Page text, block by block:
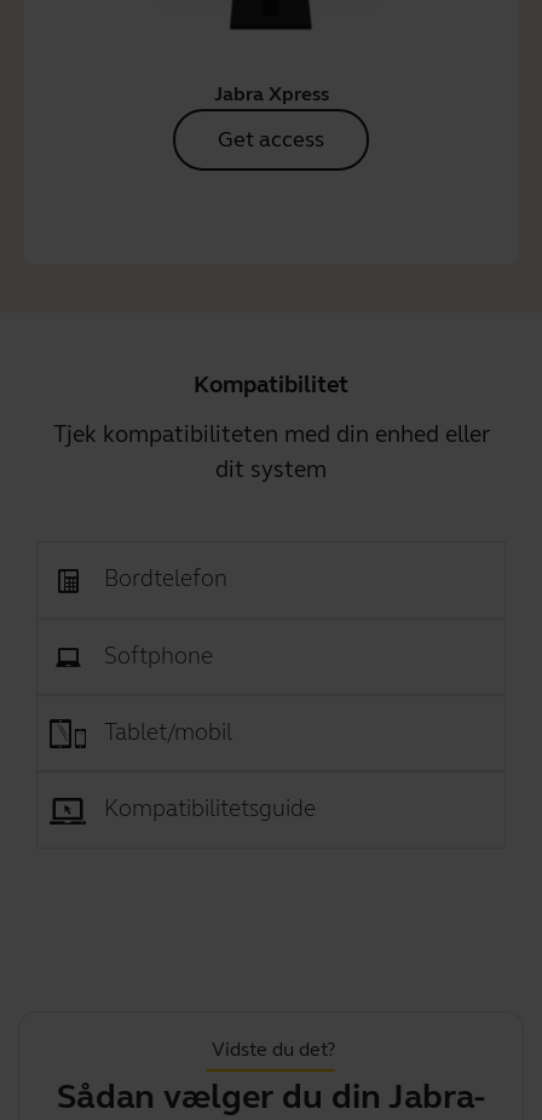
Jabra Xpress
Get access
Kompatibilitet
Tjek kompatibiliteten med din enhed eller
dit system
Bordtelefon
Softphone
Tablet/mobil
Kompatibilitetsguide
Vidste du det?
Sådan vælger du din Jabra-